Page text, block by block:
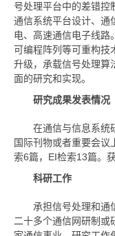
号处理平台中的差错控
通信系统平台设计、通
电、高速通信电子线路
可编程阵列等可重构技
升级，承载信号处理算
面的研究和实现。
研究成果发表情况
在通信与信息系统
国际刊物或者重要会
索6篇，EI检索13篇。
科研工作
承担信号处理和通
二十多个通信网研制或